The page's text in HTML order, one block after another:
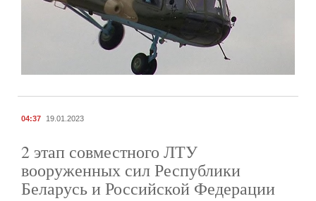
04:37 19.01.2023
2 этап совместного ЛТУ
вооруженных сил Республики
Беларусь и Российской Федерации